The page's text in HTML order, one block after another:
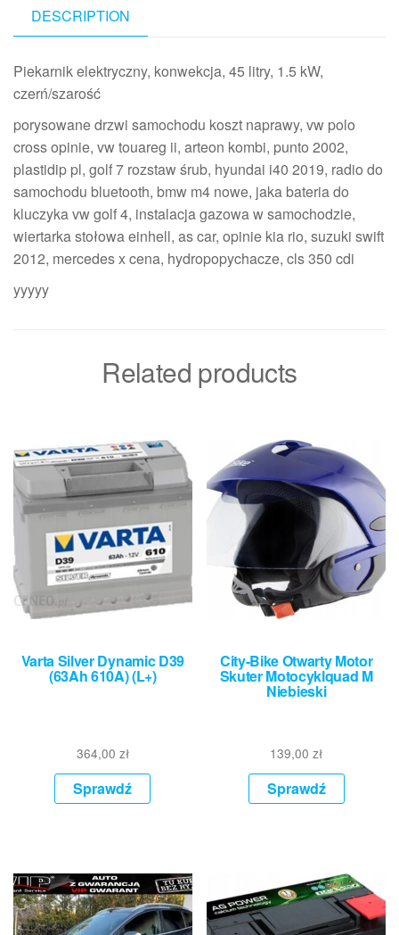
DESCRIPTION
Piekarnik elektryczny, konwekcja, 45 litry, 1.5 kW,
czerń/szarość
porysowane drzwi samochodu koszt naprawy, vw polo
cross opinie, vw touareg ii, arteon kombi, punto 2002,
plastidip pl, golf 7 rozstaw śrub, hyundai i40 2019, radio do
samochodu bluetooth, bmw m4 nowe, jaka bateria do
kluczyka vw golf 4, instalacja gazowa w samochodzie,
wiertarka stołowa einhell, as car, opinie kia rio, suzuki swift
2012, mercedes x cena, hydropopychacze, cls 350 cdi
yyyyy
Related products
Varta Silver Dynamic D39
(63Ah 610A) (L+)
364,00 zł
Sprawdź
City-Bike Otwarty Motor
Skuter Motocyklquad M
Niebieski
139,00zł
Sprawdź